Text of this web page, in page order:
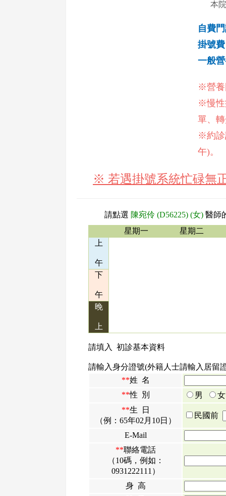
本
自費
掛號
一般
※營養
※慢性
單、
※約診
午)。
※ 若遇掛號系統忙碌無
請點選 陳宛伶 (D56225) (女) 醫師